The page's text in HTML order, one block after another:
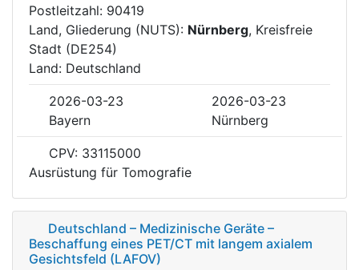
Postleitzahl: 90419
Land, Gliederung (NUTS): Nürnberg, Kreisfreie
Stadt (DE254)
Land: Deutschland
2026-03-23
2026-03-23
Bayern
Nürnberg
CPV: 33115000
Ausrüstung für Tomografie
Deutschland – Medizinische Geräte –
Beschaffung eines PET/CT mit langem axialem
Gesichtsfeld (LAFOV)